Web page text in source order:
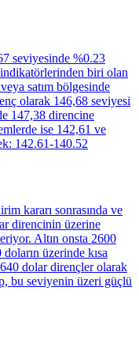
seviyesinde %0.23
biri olan
satım bölgesinde
olarak 146,68 seviyesi
147,38 direncine
ise 142,61 ve
142.61-140.52
kararı sonrasında ve
direncinin üzerine
Altın onsta 2600
üzerinde kısa
dolar dirençler olarak
bu seviyenin üzeri güçlü